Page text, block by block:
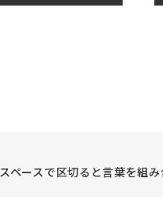
スペースで区切ると言葉を組み